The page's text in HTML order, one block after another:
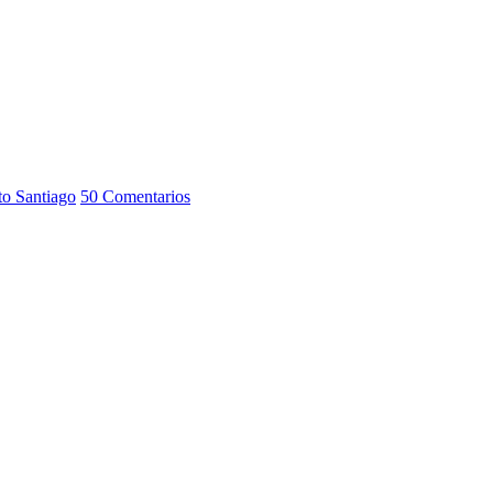
Santiago 50 Comentarios